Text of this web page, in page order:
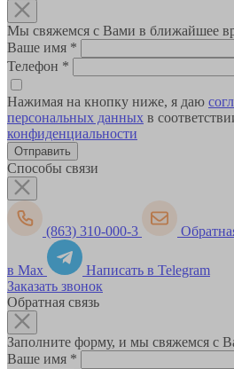
Мы свяжемся с Вами в ближайшее
Ваше имя *
Телефон *
Нажимая на кнопку ниже, я даю
персональных данных в
конфиденциальности
Способы связи
(863) 310-000-3
в Max
Написать в Telegram
Заказать звонок
Обратная связь
Заполните форму, и мы свяжемся с
Ваше имя *